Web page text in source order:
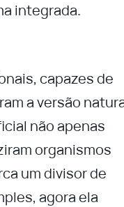
integrada.
capazes de
a versão
não apenas
organismos
um divisor de
agora ela